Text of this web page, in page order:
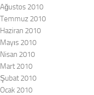
Ağustos 2010
Temmuz 2010
Haziran 2010
Mayıs 2010
Nisan 2010
Mart 2010
Şubat 2010
Ocak 2010